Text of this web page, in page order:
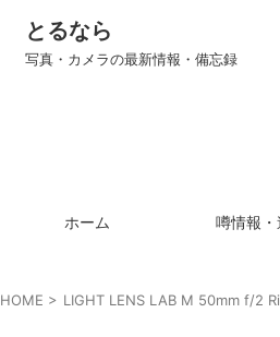
とるなら
写真・カメラの最新情報・備忘録
ホーム 噂情報・
HOME > LIGHT LENS LAB M 50mm f/2